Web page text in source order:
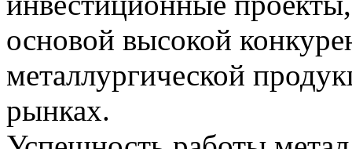
основой высокой
металлургической
рынках.